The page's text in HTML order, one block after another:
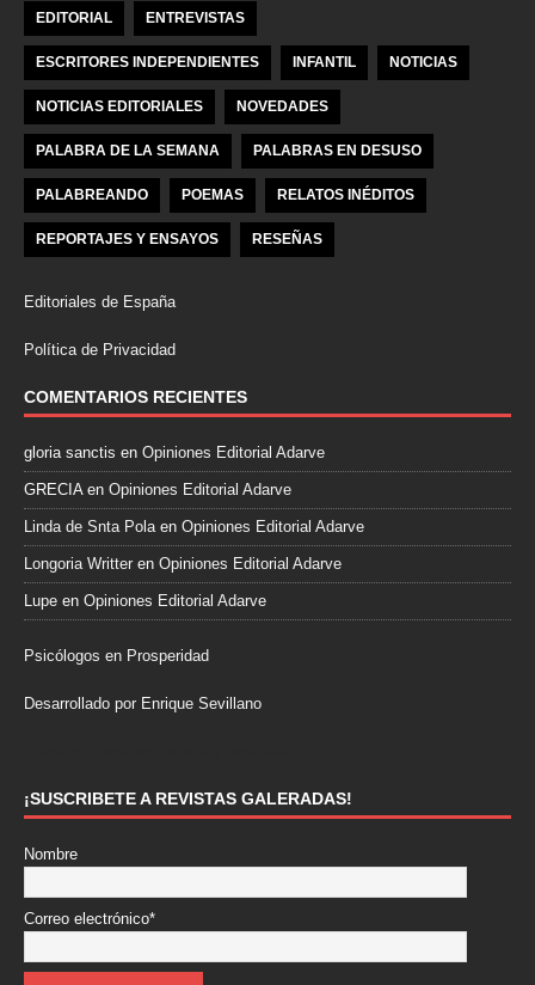
EDITORIAL ENTREVISTAS
ESCRITORES INDEPENDIENTES INFANTIL NOTICIAS
NOTICIAS EDITORIALES NOVEDADES
PALABRA DE LA SEMANA PALABRAS EN DESUSO
PALABREANDO POEMAS RELATOS INÉDITOS
REPORTAJES Y ENSAYOS RESEÑAS
Editoriales de España
Política de Privacidad
COMENTARIOS RECIENTES
gloria sanctis en Opiniones Editorial Adarve
GRECIAen Opiniones Editorial Adarve
Linda de Snta Polaen Opiniones Editorial Adarve
Longoria Writter en Opiniones Editorial Adarve
Lupe en Opiniones Editorial Adarve
Psicólogos en Prosperidad
Desarrollado por Enrique Sevillano
¡SUSCRIBETE A REVISTAS GALERADAS!
Nombre
Correo electrónico*